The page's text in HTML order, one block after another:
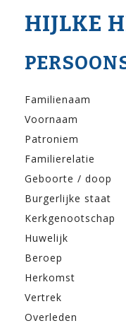
HIJLKE
Familienaam
Voornaam
Patroniem
Familierelatie
Geboorte / doop
Burgerlijke staat
Kerkgenootschap
Huwelijk
Beroep
Herkomst
Vertrek
Overleden